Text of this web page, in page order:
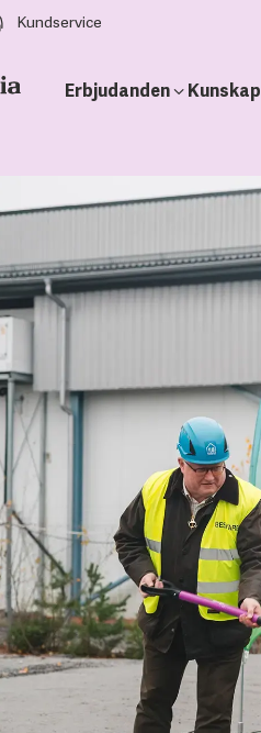
Kundservice
Erbjudanden